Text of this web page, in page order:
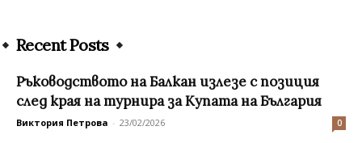
Recent Posts
Ръководството на Балкан излезе с позиция
след края на турнира за Купата на България
Виктория Петрова - 23/02/2026 0